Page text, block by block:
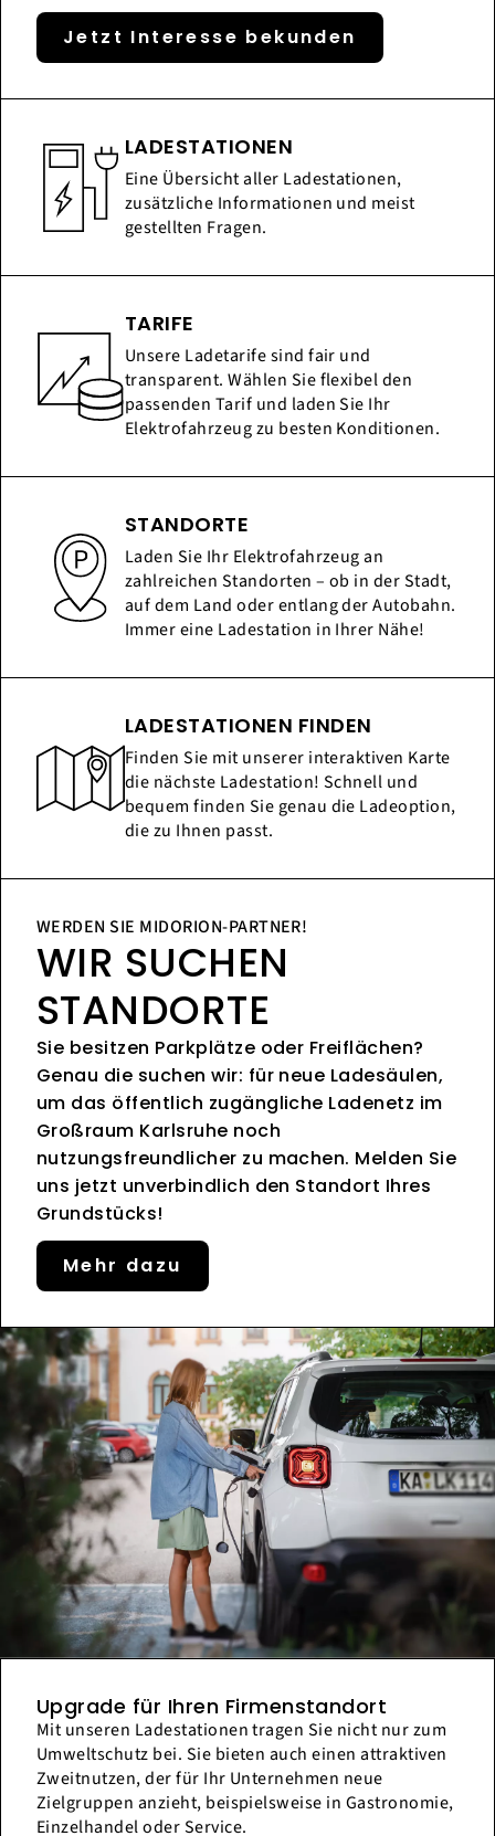
Jetzt Interesse bekunden
LADESTATIONEN
Eine Übersicht aller Ladestationen,
zusätzliche Informationen und meist
gestellten Fragen.
TARIFE
Unsere Ladetarife sind fair und
transparent. Wählen Sie flexibel den
passenden Tarif und laden Sie Ihr
Elektrofahrzeug zu besten Konditionen.
STANDORTE
Laden Sie Ihr Elektrofahrzeug an
zahlreichen Standorten – ob in der Stadt,
auf dem Land oder entlang der Autobahn.
Immer eine Ladestation in Ihrer Nähe!
LADESTATIONEN FINDEN
Finden Sie mit unserer interaktiven Karte
die nächste Ladestation! Schnell und
bequem finden Sie genau die Ladeoption,
die zu Ihnen passt.
WERDEN SIE MIDORION-PARTNER!
WIR SUCHEN
STANDORTE
Sie besitzen Parkplätze oder Freiflächen?
Genau die suchen wir: für neue Ladesäulen,
um das öffentlich zugängliche Ladenetz im
Großraum Karlsruhe noch
nutzungsfreundlicher zu machen. Melden Sie
uns jetzt unverbindlich den Standort Ihres
Grundstücks!
Mehr dazu
Upgrade für Ihren Firmenstandort
Mit unseren Ladestationen tragen Sie nicht nur zum
Umweltschutz bei. Sie bieten auch einen attraktiven
Zweitnutzen, der für Ihr Unternehmen neue
Zielgruppen anzieht, beispielsweise in Gastronomie,
Einzelhandel oder Service.